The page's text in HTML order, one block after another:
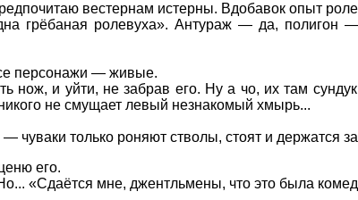
вестернам истерны. Вдобавок опыт
грёбаная ролевуха». Антураж — да, полигон
персонажи — живые.
нож, и уйти, не забрав его. Ну а чо, их там
не смущает левый незнакомый хмырь...
чуваки только роняют стволы, стоят и держатся
его.
«Сдаётся мне, джентльмены, что это была